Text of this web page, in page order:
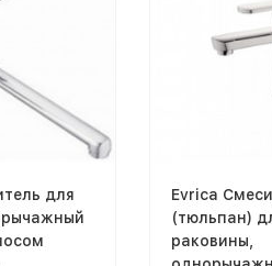
для
Evrica
(тюльпан)
раковины,